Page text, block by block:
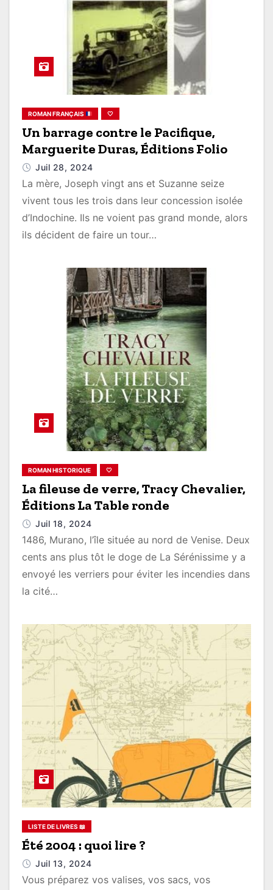
ROMAN FRANÇAIS 🤍
Un barrage contre le Pacifique,
Marguerite Duras, Éditions Folio
Juil 28, 2024
La mère, Joseph vingt ans et Suzanne seize
vivent tous les trois dans leur concession isolée
d’Indochine. Ils ne voient pas grand monde, alors
ils décident de faire un tour…
ROMAN HISTORIQUE 🤍
La fileuse de verre, Tracy Chevalier,
Éditions La Table ronde
Juil 18, 2024
1486, Murano, l’île située au nord de Venise. Deux
cents ans plus tôt le doge de La Sérénissime y a
envoyé les verriers pour éviter les incendies dans
la cité…
LISTE DE LIVRES 📖
Été 2004 : quoi lire ?
Juil 13, 2024
Vous préparez vos valises, vos sacs, vos